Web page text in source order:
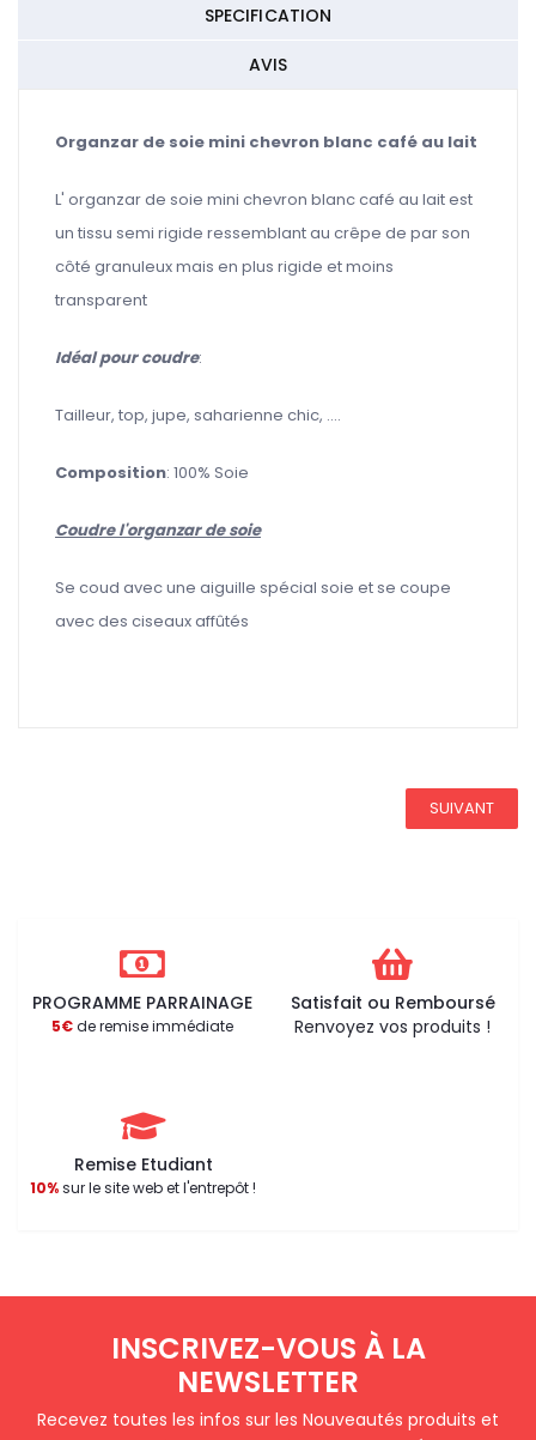
SPECIFICATION
AVIS
Organzar de soie mini chevron blanc café au lait
L' organzar de soie mini chevron blanc café au lait est
un tissu semi rigide ressemblant au crêpe de par son
côté granuleux mais en plus rigide et moins
transparent
Idéal pour coudre:
Tailleur, top, jupe, saharienne chic, ....
Composition: 100% Soie
Coudre l'organzar de soie
Se coud avec une aiguille spécial soie et se coupe
avec des ciseaux affûtés
SUIVANT
PROGRAMME PARRAINAGE
5€de remise immédiate
Satisfait ou Remboursé
Renvoyez vos produits !
Remise Etudiant
10%sur le site web et l'entrepôt !
INSCRIVEZ-VOUS À LA
NEWSLETTER
Recevez toutes les infos sur les Nouveautés produits et